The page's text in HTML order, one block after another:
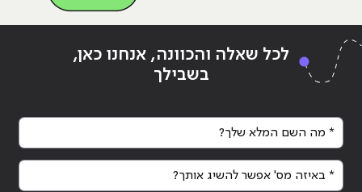
Continue reading
QA?"
לכל שאלה והכוונה, אנחנו כאן,
בשבילך
* מה השם המלא שלך?
* באיזה מס' אפשר להשיג אותך?